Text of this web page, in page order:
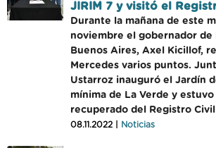
JIRIM 7 y visitó el
Durante la mañana de este
noviembre el gobernador de
Buenos Aires, Axel Kicillof,
Mercedes varios puntos.
Ustarroz inauguró el Jardín
mínima de La Verde y
recuperado del Registro
08.11.2022 | Noticias